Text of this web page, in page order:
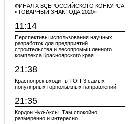
ФИНАЛ X ВСЕРОССИЙСКОГО КОНКУРСА
«ТОВАРНЫЙ ЗНАК ГОДА 2020»
11:14
Перспективы использования научных
разработок для предприятий
строительства и лесопромышленного
комплекса Красноярского края
21:38
Красноярск входит в ТОП-3 самых
популярных горнолыжных направлений
21:35
Кордон Чул-Аксы. Там спокойно,
размеренно и интересно...